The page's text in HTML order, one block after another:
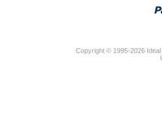
Copyright © 1995-2026